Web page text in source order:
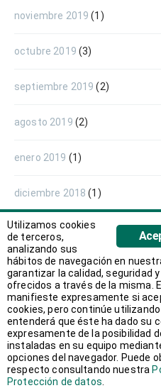
noviembre 2019 (1)
octubre 2019 (3)
septiembre 2019 (2)
agosto 2019 (2)
enero 2019 (1)
diciembre 2018 (1)
noviembre 2018(3)
octubre 2018(1)
septiembre 2018(2)
agosto 2018(1)
junio 2018(1)
Utilizamos cookies
de terceros,
analizando sus
hábitos de navegación en
garantizar la calidad, seguridad
ofrecidos a través de la misma.
manifieste expresamente si
cookies, pero continúe
entenderá que éste ha dado su
expresamente de la posibilidad
instaladas en su equipo
opciones del navegador. Puede
respecto consultando nuestra
Protección de datos